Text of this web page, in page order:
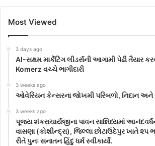
Most Viewed
3 days ago
AI-સક્ષમ માર્કેટિંગ લીડર્સની આગામી પેઢી તૈયાર
Komerz વચ્ચે ભાગીદારી
3 weeks ago
ઓવેરિયન કેન્સરના જોખમી પરિબળો, નિદાન અને
3 weeks ago
પૂજ્ય શંકરાચાર્યજીના પાવન સાન્નિધ્યમાં
વાસણા (કોશીન્દ્રા), જિલ્લા છોટાઉદેપુર ખાતે
રીતે પુનઃ સનાતન હિંદુ ધર્મ સ્વીકાર્યો.